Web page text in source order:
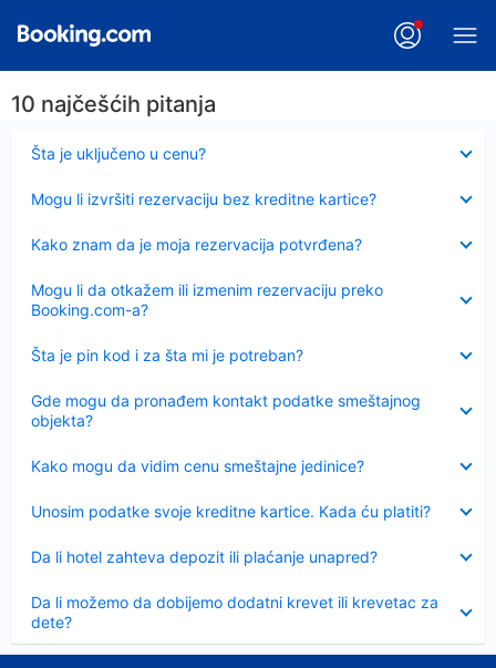
10 najčešćih pitanja
Šta je uključeno u cenu?
Sažeto
Mogu li izvršiti rezervaciju bez kreditne kartice?
Kako znam da je moja rezervacija potvrđena?
Mogu li da otkažem ili izmenim rezervaciju preko
Booking.com-a?
Šta je pin kod i za šta mi je potreban?
Sažeto
Gde mogu da pronađem kontakt podatke smeštajnog
objekta?
Kako mogu da vidim cenu smeštajne jedinice?
Unosim podatke svoje kreditne kartice. Kada ću platiti?
Da li hotel zahteva depozit ili plaćanje unapred?
Da li možemo da dobijemo dodatni krevet ili krevetac za
dete?